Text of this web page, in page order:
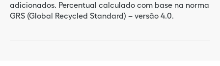
adicionados. Percentual calculado com base na norma
GRS (Global Recycled Standard) – versão 4.0.